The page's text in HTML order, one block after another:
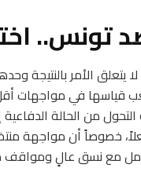
تونس..
يتعلق الأمر بالنتيجة
قياسها في مواجهات
من الحالة
خصوصاً أن مواجهة
مع نسق عالٍ